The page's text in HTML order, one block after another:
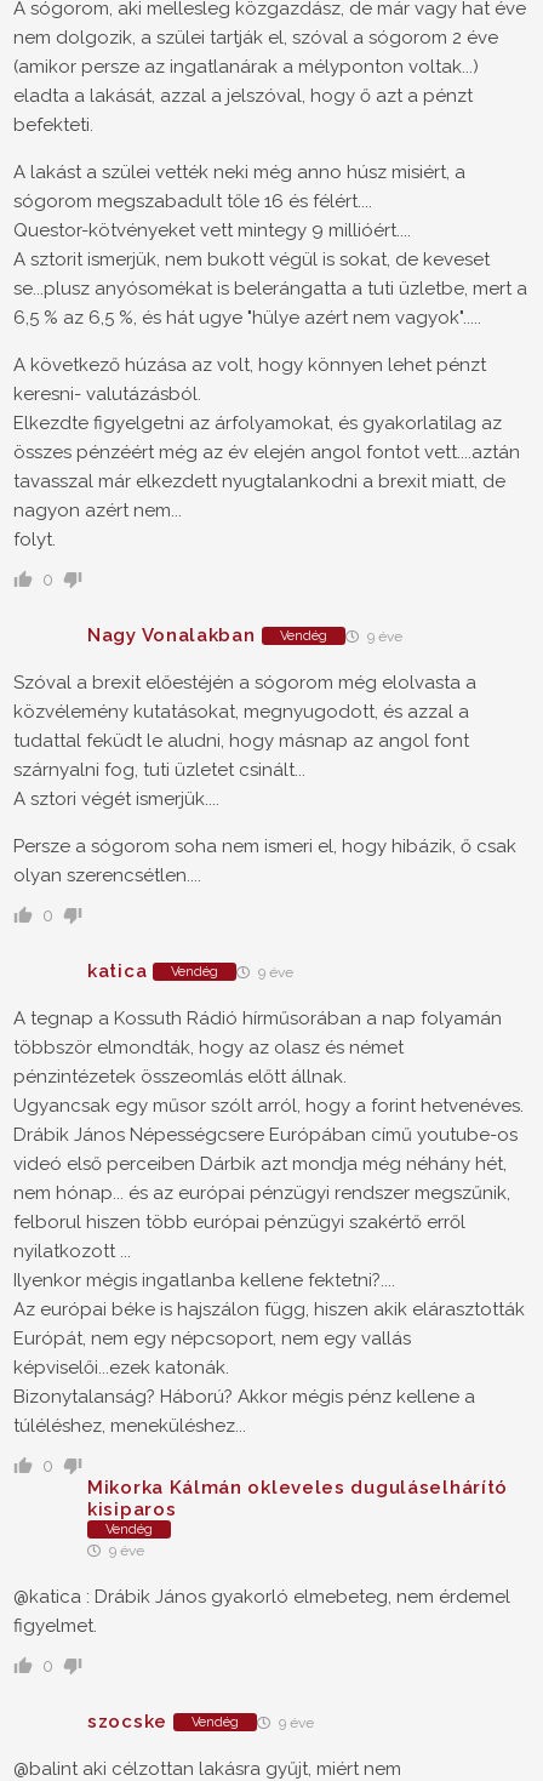
A sógorom, aki mellesleg közgazdász, de már vagy hat éve
nem dolgozik, a szülei tartják el, szóval a sógorom 2 éve
(amikor persze az ingatlanárak a mélyponton voltak...)
eladta a lakását, azzal a jelszóval, hogy ő azt a pénzt
befekteti.
A lakást a szülei vették neki még anno húsz misiért, a
sógorom megszabadult tőle 16 és félért....
Questor-kötvényeket vett mintegy 9 millióért....
A sztorit ismerjük, nem bukott végül is sokat, de keveset
se...plusz anyósomékat is belerángatta a tuti üzletbe, mert a
6,5 % az 6,5 %, és hát ugye "hülye azért nem vagyok".....
A következő húzása az volt, hogy könnyen lehet pénzt
keresni- valutázásból.
Elkezdte figyelgetni az árfolyamokat, és gyakorlatilag az
összes pénzéért még az év elején angol fontot vett....aztán
tavasszal már elkezdett nyugtalankodni a brexit miatt, de
nagyon azért nem...
folyt.
0
Nagy Vonalakban Vendég 9 éve
Szóval a brexit előestéjén a sógorom még elolvasta a
közvélemény kutatásokat, megnyugodott, és azzal a
tudattal feküdt le aludni, hogy másnap az angol font
szárnyalni fog, tuti üzletet csinált...
A sztori végét ismerjük....
Persze a sógorom soha nem ismeri el, hogy hibázik, ő csak
olyan szerencsétlen....
0
katica Vendég 9 éve
A tegnap a Kossuth Rádió hírműsorában a nap folyamán
többször elmondták, hogy az olasz és német
pénzintézetek összeomlás előtt állnak.
Ugyancsak egy műsor szólt arról, hogy a forint hetvenéves.
Drábik János Népességcsere Európában című youtube-os
videó első perceiben Dárbik azt mondja még néhány hét,
nem hónap... és az európai pénzügyi rendszer megszűnik,
felborul hiszen több európai pénzügyi szakértő erről
nyilatkozott ...
Ilyenkor mégis ingatlanba kellene fektetni?....
Az európai béke is hajszálon függ, hiszen akik elárasztották
Európát, nem egy népcsoport, nem egy vallás
képviselői...ezek katonák.
Bizonytalanság? Háború? Akkor mégis pénz kellene a
túléléshez, meneküléshez...
0
Mikorka Kálmán okleveles duguláselhárító
kisiparos
Vendég
9 éve
@katica : Drábik János gyakorló elmebeteg, nem érdemel
figyelmet.
0
szocske Vendég 9 éve
@balint aki célzottan lakásra gyűjt, miért nem